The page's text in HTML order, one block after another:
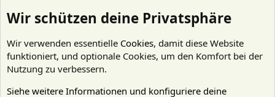
Wir schützen deine Privatsphäre
Wir verwenden essentielle Cookies, damit diese Website
funktioniert, und optionale Cookies, um den Komfort bei der
Nutzung zu verbessern.
Siehe weitere Informationen und konfiguriere deine